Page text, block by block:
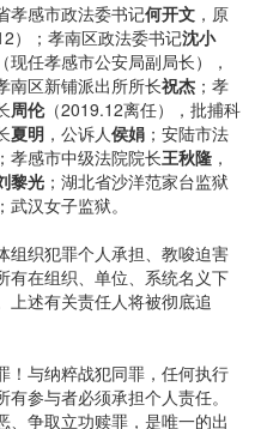
孝感市政法委书记何开文 ，原
）；孝南区政法委书记沈小
（现任孝感市公安局副局长），
南区新铺派出所所长祝杰 ；孝
周伦（2019.12离任），批捕科
夏明 ，公诉人侯娟 ；安陆市法
孝感市中级法院院长王秋隆 ，
黎光 ；湖北省沙洋范家台监狱
武汉女子监狱。
组织犯罪个人承担、教唆迫害
有在组织、单位、系统名义下
上述有关责任人将被彻底追
！与纳粹战犯同罪，任何执行
参与者必须承担个人责任。
、争取立功赎罪，是唯一的出